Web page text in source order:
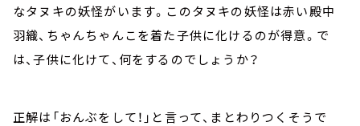
なタヌキの妖怪がいます。このタヌキの妖怪は赤い殿中
羽織、ちゃんちゃんこを着た子供に化けるのが得意。で
は、子供に化けて、何をするのでしょうか？
正解は「おんぶをして！」と言って、まとわりつくそうで